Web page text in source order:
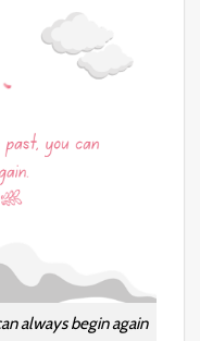
always begin again